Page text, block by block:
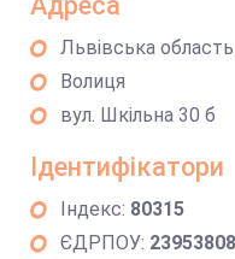
Львівська область
Волиця
вул. Шкільна 30 б
Ідентифікатори
Індекс: 80315
ЄДРПОУ: 23953808